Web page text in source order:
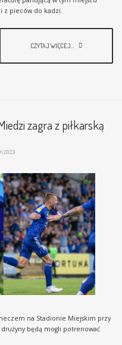
z pieców do kadzi.
CZYTAJ WIĘCEJ...
zagra z piłkarską
2023
na Stadionie Miejskim przy
będą mogli potrenować